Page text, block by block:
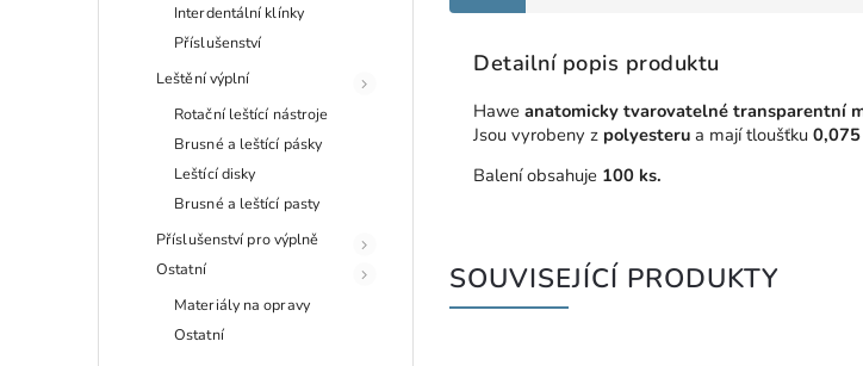
Interdentální klínky
Příslušenství
Leštění výplní
Rotační leštící nástroje
Brusné a leštící pásky
Leštící disky
Brusné a leštící pasty
Příslušenství pro výplně
Ostatní
Materiály na opravy
Ostatní
Detailní popis produktu
Hawe anatomicky tvarovatelné transparentní
Jsou vyrobeny z polyesteru a mají tloušťku
Balení obsahuje 100 ks.
SOUVISEJÍCÍ PRODUKTY